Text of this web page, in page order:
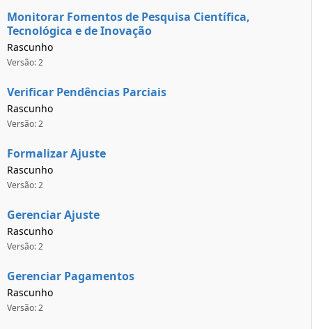
Monitorar Fomentos de Pesquisa Científica,
Tecnológica e de Inovação
Rascunho
Versão: 2
Verificar Pendências Parciais
Rascunho
Versão: 2
Formalizar Ajuste
Rascunho
Versão: 2
Gerenciar Ajuste
Rascunho
Versão: 2
Gerenciar Pagamentos
Rascunho
Versão: 2